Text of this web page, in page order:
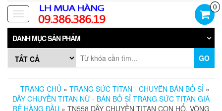
Skip
the
content
Toggle
navigation
0
DANH MỤC SẢN PHẨM
GO
TRANG CHỦ » TRANG SỨC TITAN - CHUYÊN BÁN BỎ SỈ »
DÂY CHUYỀN TITAN NỮ - BÁN BỎ SỈ TRANG SỨC TITAN GIÁ
RẺ HÀNG ĐẦU » TN558 DÂY CHUYỀN TITAN CON HỔ, VÒNG